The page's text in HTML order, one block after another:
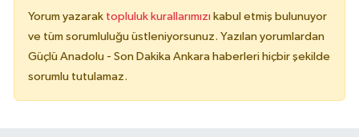
Yorum yazarak topluluk kurallarımızı kabul etmiş bulunuyor
ve tüm sorumluluğu üstleniyorsunuz. Yazılan yorumlardan
Güçlü Anadolu - Son Dakika Ankara haberleri hiçbir şekilde
sorumlu tutulamaz.